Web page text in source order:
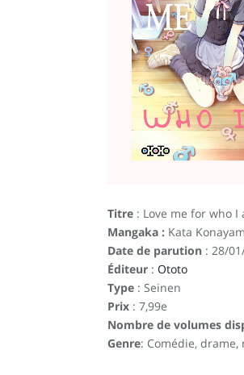
Titre : Love me for who I
Mangaka : Kata
Date de parution : 28/
Éditeur : Ototo
Type : Seinen
Prix : 7,99e
Nombre de volumes
Genre: Comédie, drame,